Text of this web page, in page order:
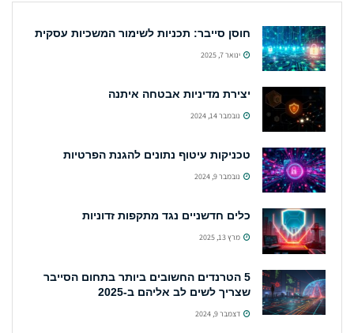
חוסן סייבר: תכניות לשימור המשכיות עסקית
ינואר 7, 2025
יצירת מדיניות אבטחה איתנה
נובמבר 14, 2024
טכניקות עיטוף נתונים להגנת הפרטיות
נובמבר 9, 2024
כלים חדשניים נגד מתקפות זדוניות
מרץ 13, 2025
5 הטרנדים החשובים ביותר בתחום הסייבר
שצריך לשים לב אליהם ב-2025
דצמבר 9, 2024